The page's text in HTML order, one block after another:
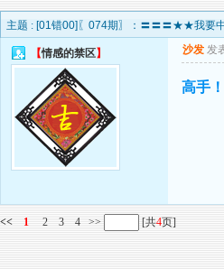
主题 : [01错00]〖074期〗：〓〓〓★★我要
【情感的禁区】 沙发 发
高手
<< 1 2 3 4 >> [共4页]